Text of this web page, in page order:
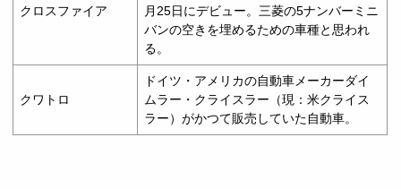
クロスファイア
月25日にデビュー。三菱の5ナンバーミニ
バンの空きを埋めるための車種と思われ
る。
クワトロ
ドイツ・アメリカの自動車メーカーダイ
ムラー・クライスラー（現：米クライス
ラー）がかつて販売していた自動車。